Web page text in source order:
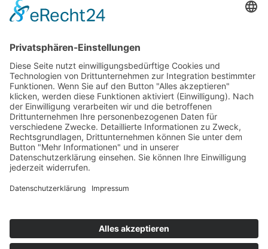
Impressum
AGB
Cookie-Einstellungen